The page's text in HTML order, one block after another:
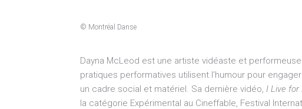
© Montréal Danse
Dayna McLeod est une artiste vidéaste et
pratiques performatives utilisent l’humour pour
un cadre social et matériel. Sa dernière vidéo, I Live for
la catégorie Expérimental au Cineffable, Festival